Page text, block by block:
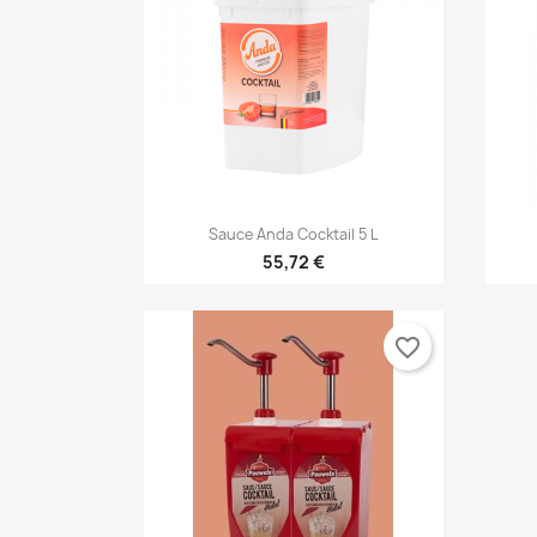
Γρήγορη προβολή
Sauce Anda Cocktail 5 L
55,72 €
favorite_border